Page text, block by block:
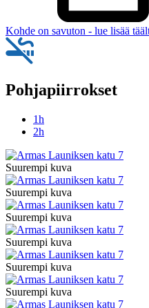
Kohde on savuton - lue lisää
Pohjapiirrokset
1h
2h
Suurempi kuva
Suurempi kuva
Suurempi kuva
Suurempi kuva
Suurempi kuva
Suurempi kuva